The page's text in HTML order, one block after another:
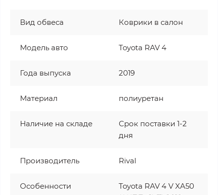
Вид обвеса Коврики в салон
Модель авто Toyota RAV 4
Года выпуска 2019
Материал полиуретан
Наличие на складе
Срок поставки 1-2
дня
Производитель Rival
Особенности
Toyota RAV 4 V XA50